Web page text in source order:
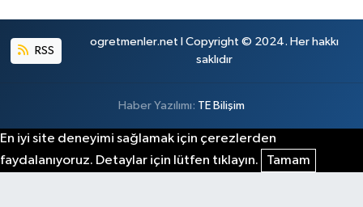
RSS
ogretmenler.net I Copyright © 2024. Her hakkı
saklıdır
Haber Yazılımı: TE Bilişim
En iyi site deneyimi sağlamak için çerezlerden
faydalanıyoruz. Detaylar için lütfen tıklayın.
Tamam